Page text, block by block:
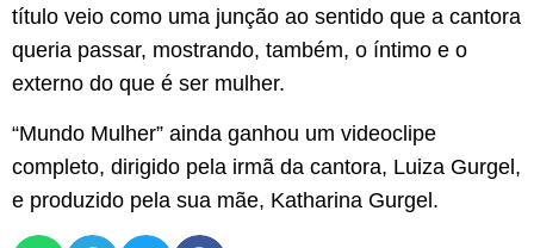
título veio como uma junção ao sentido que a cantora
queria passar, mostrando, também, o íntimo e o
externo do que é ser mulher.
“Mundo Mulher” ainda ganhou um videoclipe
completo, dirigido pela irmã da cantora, Luiza Gurgel,
e produzido pela sua mãe, Katharina Gurgel.